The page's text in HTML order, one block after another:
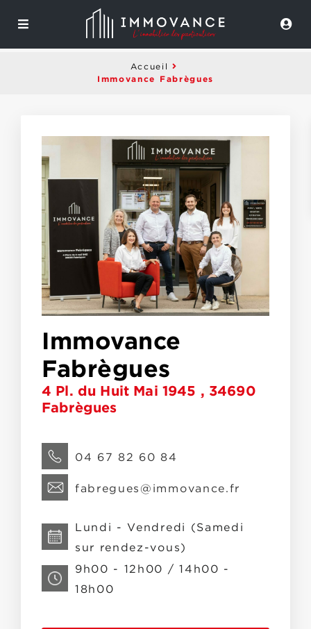
Accueil
Immovance Fabrègues
Immovance
Fabrègues
4 Pl. du Huit Mai 1945 , 34690
Fabrègues
04 67 82 60 84
fabregues@immovance.fr
Lundi - Vendredi (Samedi
sur rendez-vous)
9h00 - 12h00 / 14h00 -
18h00